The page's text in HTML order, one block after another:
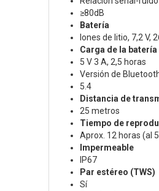
≥80dB
Batería
Iones de litio, 7,2 V,
Carga de la batería
5 V 3 A, 2,5 horas
Versión de
5.4
Distancia de
25 metros
Tiempo de
Aprox. 12 horas (al
Impermeable
IP67
Par estéreo (TWS)
Sí